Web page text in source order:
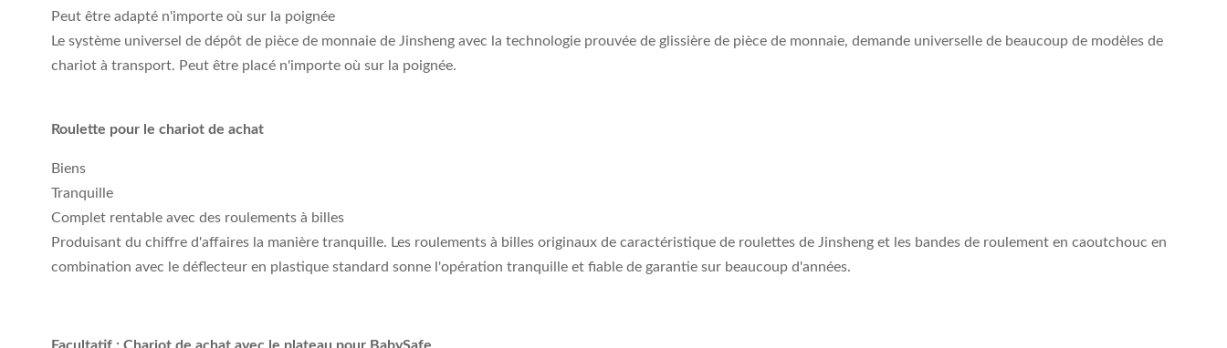
Peut être adapté n'importe où sur la poignée
Le système universel de dépôt de pièce de monnaie de Jinsheng avec la technologie prouvée de glissière de pièce de monnaie, demande universelle de beaucoup de modèles de
chariot à transport. Peut être placé n'importe où sur la poignée.
Roulette pour le chariot de achat
Biens
Tranquille
Complet rentable avec des roulements à billes
Produisant du chiffre d'affaires la manière tranquille. Les roulements à billes originaux de caractéristique de roulettes de Jinsheng et les bandes de roulement en caoutchouc en
combination avec le déflecteur en plastique standard sonne l'opération tranquille et fiable de garantie sur beaucoup d'années.